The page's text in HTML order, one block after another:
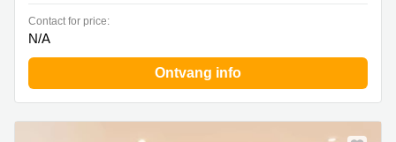
Contact for price:
N/A
Ontvang info